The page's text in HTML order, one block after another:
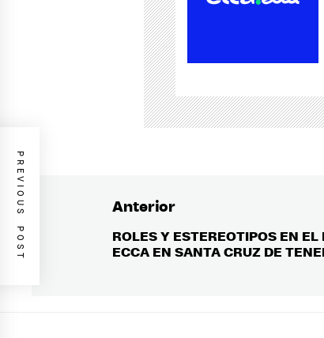
Navegación
de
Anterior
Entrada
anterior:
ROLES Y ESTEREOTIPOS EN
ECCA EN SANTA CRUZ DE
PREVIOUS POST